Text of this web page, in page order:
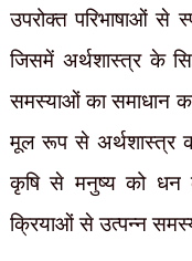
उपरोक्त परिभाषाओं से
जिसमें अर्थशास्त्र के
समस्याओं का समाधान
मूल रूप से अर्थशास्त्र
कृषि से मनुष्य को
क्रियाओं से उत्पन्न